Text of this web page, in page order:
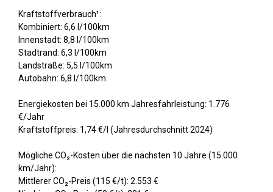
Kraftstoffverbrauch¹:
Kombiniert: 6,6 l/100km
Innenstadt: 8,8 l/100km
Stadtrand: 6,3 l/100km
Landstraße: 5,5 l/100km
Autobahn: 6,8 l/100km
Energiekosten bei 15.000 km Jahresfahrleistung: 1.776
€/Jahr
Kraftstoffpreis: 1,74 €/l (Jahresdurchschnitt 2024)
Mögliche CO₂-Kosten über die nächsten 10 Jahre (15.000
km/Jahr):
Mittlerer CO₂-Preis (115 €/t): 2.553 €